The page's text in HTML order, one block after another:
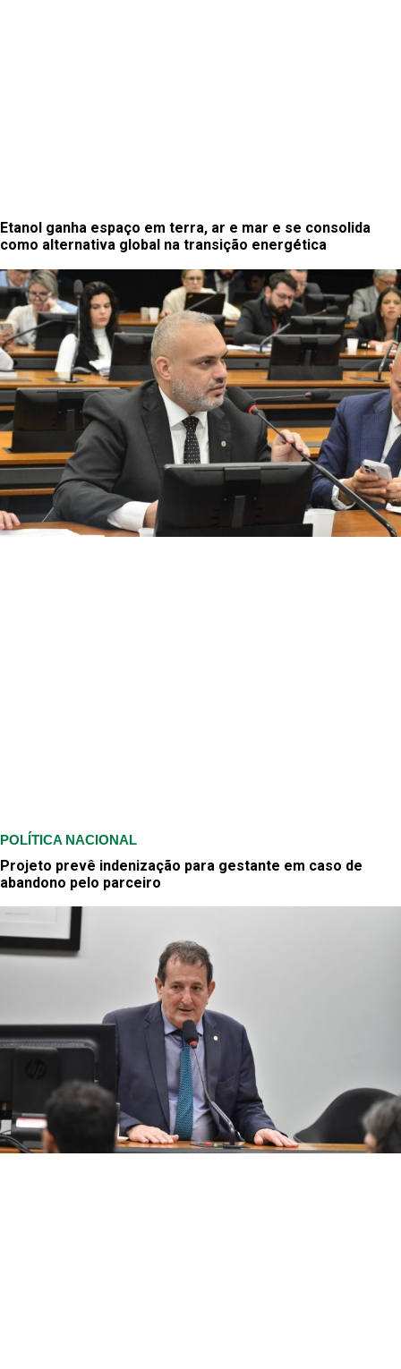
Etanol ganha espaço em terra, ar e mar e se consolida
como alternativa global na transição energética
POLÍTICA NACIONAL
Projeto prevê indenização para gestante em caso de
abandono pelo parceiro